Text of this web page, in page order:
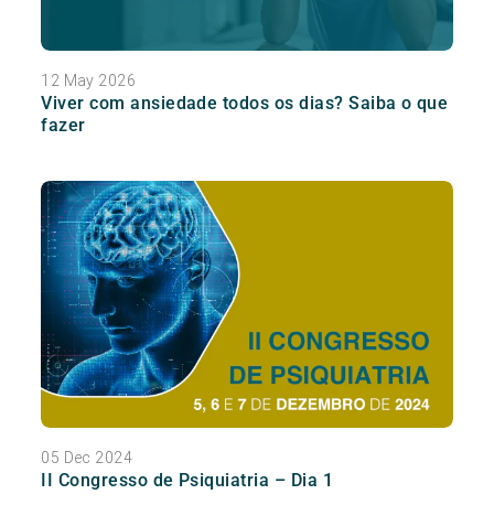
12 May 2026
Viver com ansiedade todos os dias? Saiba o que
fazer
05 Dec 2024
II Congresso de Psiquiatria – Dia 1